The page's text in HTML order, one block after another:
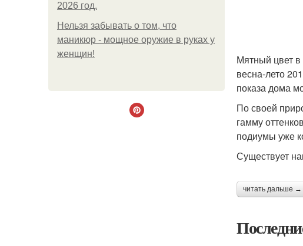
2026 год.
Нельзя забывать о том, что
маникюр - мощное оружие в руках у
женщин!
Мятный цвет
весна-лето
показа дома
По своей
гамму
подиумы уже
Существует
читать дальше →